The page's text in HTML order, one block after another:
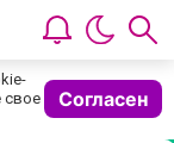
свое
Согласен